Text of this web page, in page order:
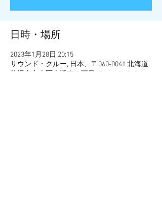
日時・場所
2023年1月28日 20:15
サウンド・クルー, 日本、〒060-0041 北海道
札幌市中央区大通東２丁目15−１−２ ＳＯＵ